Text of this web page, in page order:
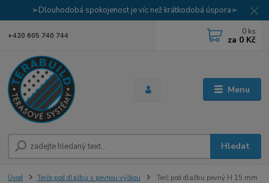
➢Dlouhodobá spokojenost je víc než krátkodobá úspora➢
Menu
Hledat
+420 605 740 744 0 ks
za 0 Kč
Úvod Terče pod dlažbu s pevnou výškou Terč pod dlažbu pevný H 15 mm